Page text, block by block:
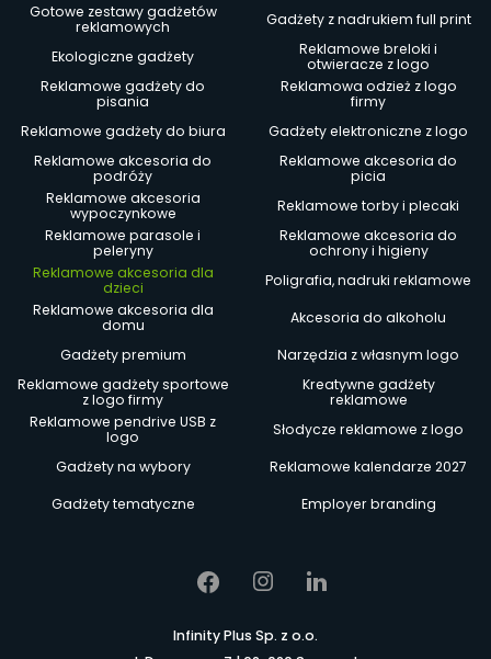
Gotowe zestawy gadżetów
reklamowych
Gadżety z nadrukiem full print
Ekologiczne gadżety
Reklamowe breloki i
otwieracze z logo
Reklamowe gadżety do
pisania
Reklamowa odzież z logo
firmy
Reklamowe gadżety do biura
Gadżety elektroniczne z logo
Reklamowe akcesoria do
podróży
Reklamowe akcesoria do
picia
Reklamowe akcesoria
wypoczynkowe
Reklamowe torby i plecaki
Reklamowe parasole i
peleryny
Reklamowe akcesoria do
ochrony i higieny
Reklamowe akcesoria dla
dzieci
Poligrafia, nadruki reklamowe
Reklamowe akcesoria dla
domu
Akcesoria do alkoholu
Gadżety premium
Narzędzia z własnym logo
Reklamowe gadżety sportowe
z logo firmy
Kreatywne gadżety
reklamowe
Reklamowe pendrive USB z
logo
Słodycze reklamowe z logo
Gadżety na wybory
Reklamowe kalendarze 2027
Gadżety tematyczne
Employer branding
Infinity Plus Sp. z o.o.